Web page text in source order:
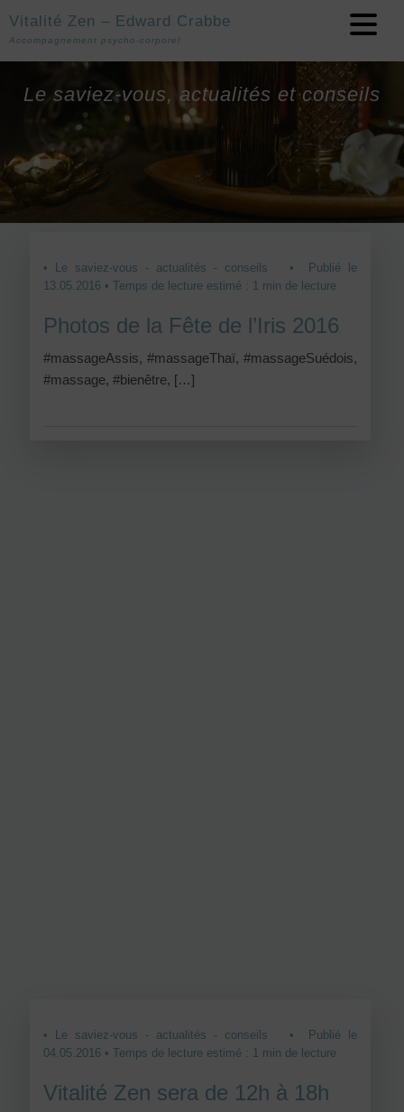
Vitalité Zen – Edward Crabbe
Accompagnement psycho-corporel
Le saviez-vous, actualités et conseils
• Le saviez-vous - actualités - conseils • Publié le
13.05.2016 • Temps de lecture estimé : 1 min de lecture
Photos de la Fête de l’Iris 2016
#massageAssis, #massageThaï, #massageSuédois,
#massage, #bienêtre, […]
• Le saviez-vous - actualités - conseils • Publié le
04.05.2016 • Temps de lecture estimé : 1 min de lecture
Vitalité Zen sera de 12h à 18h